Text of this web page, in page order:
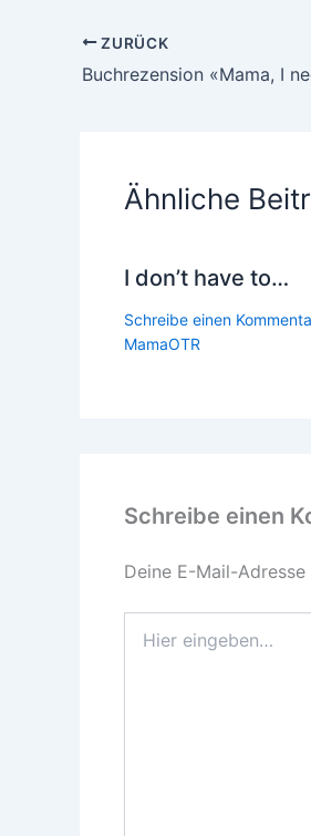
ZURÜCK
Ähnliche
I don’t have to…
Schreibe einen
MamaOTR
Schreibe einen
Deine E-Mail-
eingeben…